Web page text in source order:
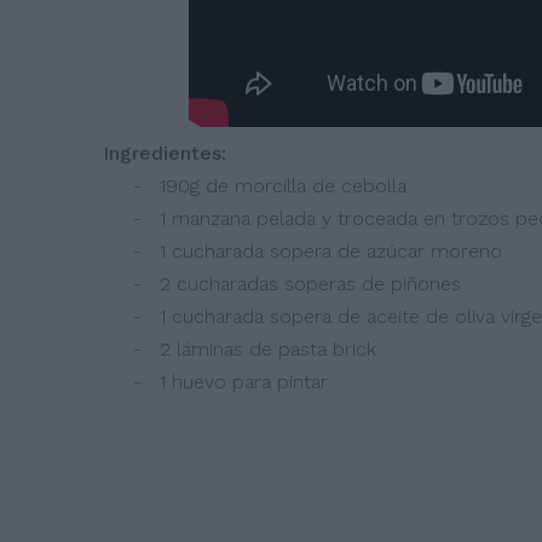
Ingredientes:
- 190g de morcilla de cebolla
- 1 manzana pelada y troceada en trozos
- 1 cucharada sopera de azúcar moreno
- 2 cucharadas soperas de piñones
- 1 cucharada sopera de aceite de oliva
- 2 láminas de pasta brick
- 1 huevo para pintar